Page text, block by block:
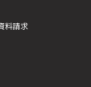
料請求